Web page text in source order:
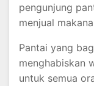
pengunjung
menjual
Pantai yang
menghabiskan
untuk semua